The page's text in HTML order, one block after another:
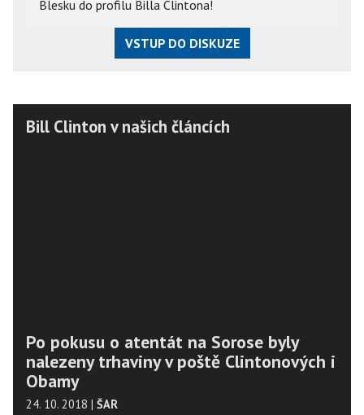
Blesku do profilu Billa Clintona!
VSTUP DO DISKUZE
Bill Clinton v našich článcích
Po pokusu o atentát na Sorose byly
nalezeny trhaviny v poště Clintonových i
Obamy
24. 10. 2018 | ŠAR